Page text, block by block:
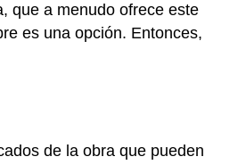
Consideraciones
especiales
obras
que a menudo ofrece este
es una opción. Entonces,
de la obra que pueden